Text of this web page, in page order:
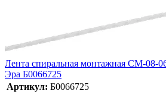
Лента спиральная монтажная СМ-08-
Эра Б0066725
Артикул: Б0066725